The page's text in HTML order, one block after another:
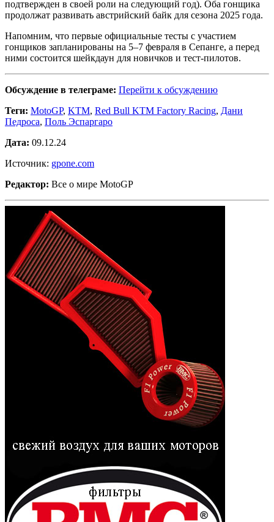
подтвержден в своей роли на следующий год). Оба гонщика
продолжат развивать австрийский байк для сезона 2025 года.
Напомним, что первые официальные тесты с участием
гонщиков запланированы на 5–7 февраля в Сепанге, а перед
ними состоится шейкдаун для новичков и тест-пилотов.
Обсуждение в телеграме: Перейти к обсуждению
Теги: MotoGP, KTM, Red Bull KTM Factory Racing, Дани
Педроса, Поль Эспаргаро
Дата: 09.12.24
Источник: gpone.com
Редактор: Все о мире MotoGP